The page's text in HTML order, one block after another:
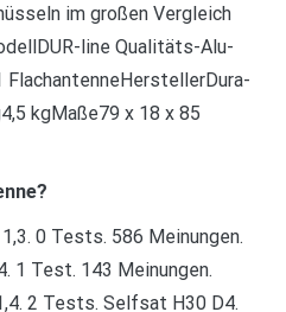
im großen Vergleich
line Qualitäts-Alu-
kgMaße79 x 18 x 85
0 Tests. 586 Meinungen.
1 Test. 143 Meinungen.
2 Tests. Selfsat H30 D4.